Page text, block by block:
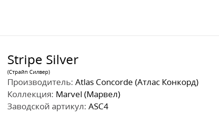
Stripe Silver
(Страйп Силвер)
Производитель: Atlas Concorde (Атлас Конкорд)
Коллекция: Marvel (Марвел)
Заводской артикул: ASC4